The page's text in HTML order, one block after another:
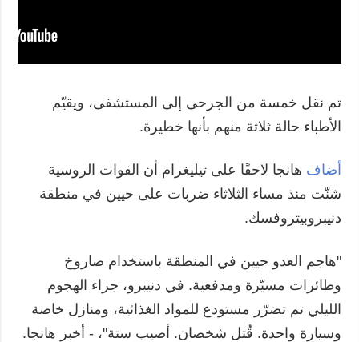
تم نقل خمسة من الجرحى إلى المستشفى، ويقيّم
الأطباء حالة ثلاثة منهم بأنها خطيرة.
أضاف هانجا لاحقًا على تيليغرام أن القوات الروسية
شنّت منذ مساء الثلاثاء ضربات على حيين في منطقة
دنيبروبيتروفسك.
"هاجم العدو حيين في المنطقة باستخدام صاروخ
وطائرات مسيّرة ومدفعية. في دنيبرو، جراء الهجوم
الليلي تم تضرّر مستودع للمواد الغذائية، ومنازل خاصة
وسيارة واحدة. قُتل شخصان. أصيب ستة"، - أخبر هانجا.